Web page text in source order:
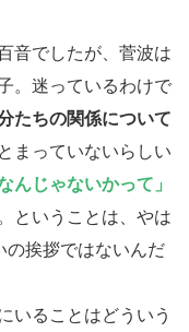
音でしたが、菅波は
。迷っているわけで
たちの関係について
まっていないらしい
んじゃないかって」
ということは、やは
の挨拶ではないんだ
いることはどういう